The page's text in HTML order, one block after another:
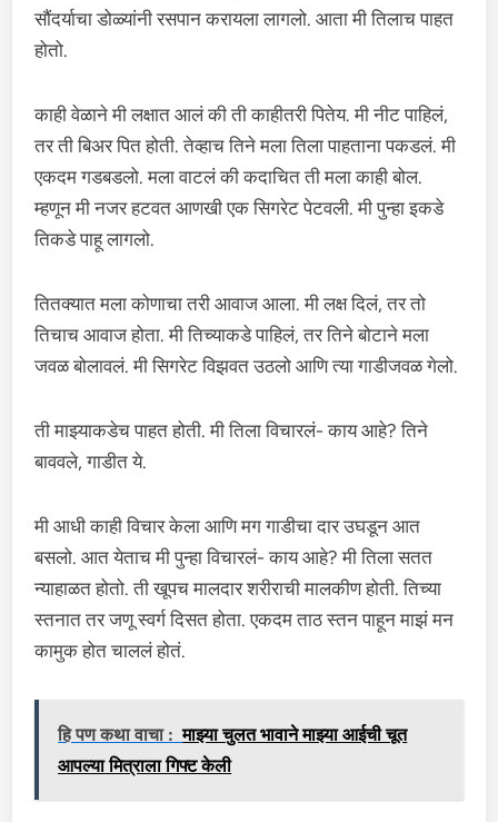
सौंदर्याचा डोळ्यांनी रसपान करायला लागलो. आता मी तिलाच पाहत
होतो.
काही वेळाने मी लक्षात आलं की ती काहीतरी पितेय. मी नीट पाहिलं,
तर ती बिअर पित होती. तेव्हाच तिने मला तिला पाहताना पकडलं. मी
एकदम गडबडलो. मला वाटलं की कदाचित ती मला काही बोल.
म्हणून मी नजर हटवत आणखी एक सिगरेट पेटवली. मी पुन्हा इकडे
तिकडे पाहू लागलो.
तितक्यात मला कोणाचा तरी आवाज आला. मी लक्ष दिलं, तर तो
तिचाच आवाज होता. मी तिच्याकडे पाहिलं, तर तिने बोटाने मला
जवळ बोलावलं. मी सिगरेट विझवत उठलो आणि त्या गाडीजवळ गेलो.
ती माझ्याकडेच पाहत होती. मी तिला विचारलं- काय आहे? तिने
बाववले, गाडीत ये.
मी आधी काही विचार केला आणि मग गाडीचा दार उघडून आत
बसलो. आत येताच मी पुन्हा विचारलं- काय आहे? मी तिला सतत
न्याहाळत होतो. ती खूपच मालदार शरीराची मालकीण होती. तिच्या
स्तनात तर जणू स्वर्ग दिसत होता. एकदम ताठ स्तन पाहून माझं मन
कामुक होत चाललं होतं.
हि पण कथा वाचा : माझ्या चुलत भावाने माझ्या आईची चूत
आपल्या मित्राला गिफ्ट केली